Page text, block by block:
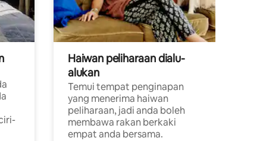
Haiwan peliharaan dialu-
alukan
Temui tempat penginapan
yang menerima haiwan
peliharaan, jadi anda boleh
membawa rakan berkaki
empat anda bersama.